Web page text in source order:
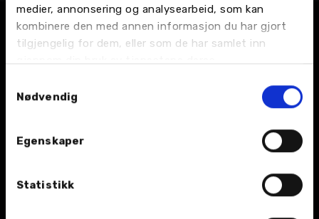
medier, annonsering og analysearbeid, som kan
kombinere den med annen informasjon du har gjort
tilgjengelig for dem, eller som de har samlet inn
gjennom din bruk av tjenestene deres.
Nødvendig
Egenskaper
Statistikk